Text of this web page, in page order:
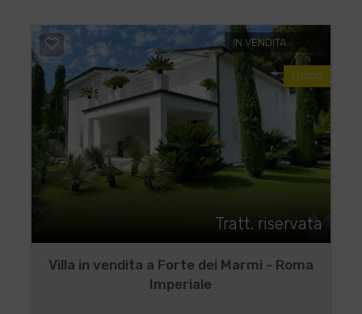
IN VENDITA
LUSSO
Tratt. riservata
Villa in vendita a Forte dei Marmi - Roma
Imperiale